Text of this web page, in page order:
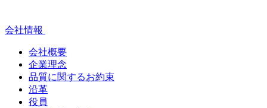
会社情報
会社概要
企業理念
品質に関するお約束
沿革
役員